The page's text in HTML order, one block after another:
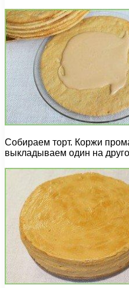
Собираем торт. Коржи
выкладываем один на